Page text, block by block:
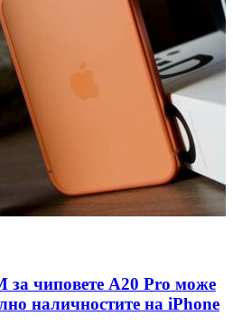
за чиповете A20 Pro може
наличностите на iPhone